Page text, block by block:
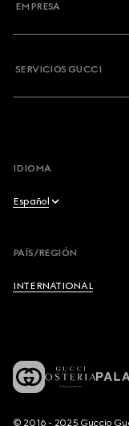
EMPRESA
SERVICIOS GUCCI
IDIOMA
Español
Français
PAÍS/REGIÓN
INTERNATIONAL
© 2016 - 2025 Guccio